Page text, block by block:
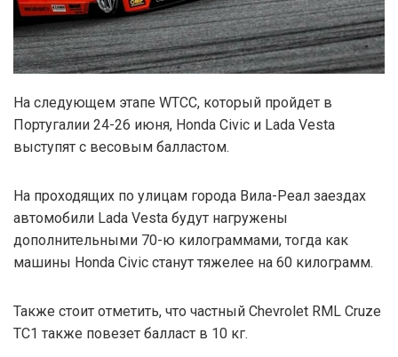
На следующем этапе WTCC, который пройдет в
Португалии 24-26 июня, Honda Civic и Lada Vesta
выступят с весовым балластом.
На проходящих по улицам города Вила-Реал заездах
автомобили Lada Vesta будут нагружены
дополнительными 70-ю килограммами, тогда как
машины Honda Civic станут тяжелее на 60 килограмм.
Также стоит отметить, что частный Chevrolet RML Cruze
TC1 также повезет балласт в 10 кг.